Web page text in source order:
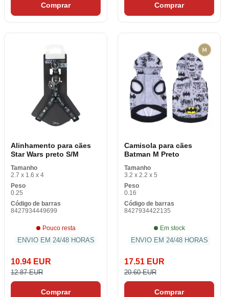
Comprar Comprar
Alinhamento para cães
Star Wars preto S/M
Tamanho
2.7 x 1.6 x 4
Peso
0.25
Código de barras
8427934449699
Pouco resta
ENVIO EM 24/48 HORAS
10.94 EUR
12.87 EUR
Comprar
Camisola para cães
Batman M Preto
Tamanho
3.2 x 2.2 x 5
Peso
0.16
Código de barras
8427934422135
Em stock
ENVIO EM 24/48 HORAS
17.51 EUR
20.60 EUR
Comprar